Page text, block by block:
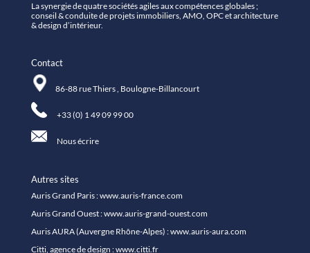
La synergie de quatre sociétés agiles aux compétences globales ;
conseil & conduite de projets immobiliers, AMO, OPC et architecture
& design d’intérieur.
Contact
86-88 rue Thiers , Boulogne-Billancourt
+33 (0) 1 49 09 99 00
Nous écrire
Autres sites
Auris Grand Paris :www.auris-france.com
Auris Grand Ouest :www.auris-grand-ouest.com
Auris AURA (Auvergne Rhône-Alpes) :www.auris-aura.com
Citti, agence de design :www.citti.fr